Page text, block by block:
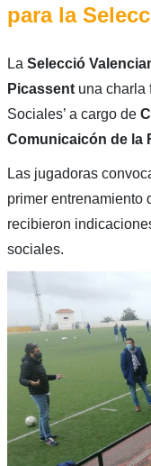
para la
La Selecció
Picassentuna charla
Sociales’ a cargo de
Comunicaicón de la
Las jugadoras
primer entrenamiento
recibieron
sociales.